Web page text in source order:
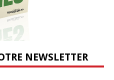
NEWSLETTER